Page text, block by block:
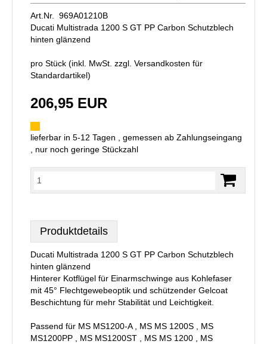
Art.Nr. 969A01210B
Ducati Multistrada 1200 S GT PP Carbon Schutzblech
hinten glänzend
pro Stück (inkl. MwSt. zzgl. Versandkosten für
Standardartikel)
206,95 EUR
lieferbar in 5-12 Tagen , gemessen ab Zahlungseingang
, nur noch geringe Stückzahl
Produktdetails
Ducati Multistrada 1200 S GT PP Carbon Schutzblech
hinten glänzend
Hinterer Kotflügel für Einarmschwinge aus Kohlefaser
mit 45° Flechtgewebeoptik und schützender Gelcoat
Beschichtung für mehr Stabilität und Leichtigkeit.
Passend für MS MS1200-A , MS MS 1200S , MS
MS1200PP , MS MS1200ST , MS MS 1200 , MS